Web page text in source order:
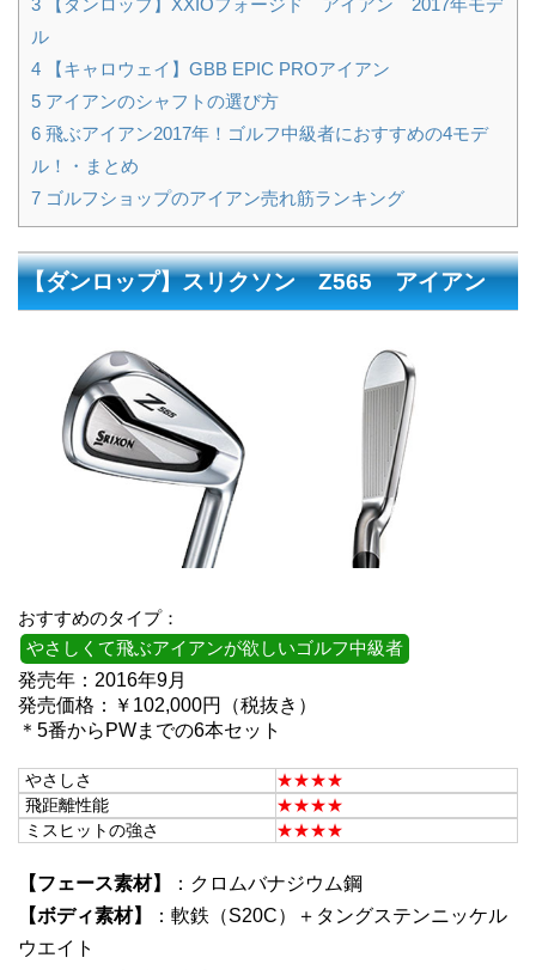
ル
4 【キャロウェイ】GBB EPIC PROアイアン
5 アイアンのシャフトの選び方
6 飛ぶアイアン2017年！ゴルフ中級者におすすめの4モデ
ル！・まとめ
7 ゴルフショップのアイアン売れ筋ランキング
【ダンロップ】スリクソン Z565 アイアン
おすすめのタイプ：
やさしくて飛ぶアイアンが欲しいゴルフ中級者
発売年：2016年9月
発売価格：￥102,000円（税抜き）
＊5番からPWまでの6本セット
やさしさ
★★★★
飛距離性能
★★★★
ミスヒットの強さ
★★★★
【フェース素材】
：クロムバナジウム鋼
【ボディ素材】
：軟鉄（S20C）＋タングステンニッケル
ウエイト